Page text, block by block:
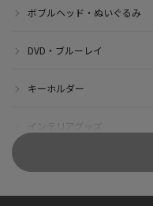
ボブルヘッド・ぬいぐるみ
DVD・ブルーレイ
キーホルダー
インテリアグッズ